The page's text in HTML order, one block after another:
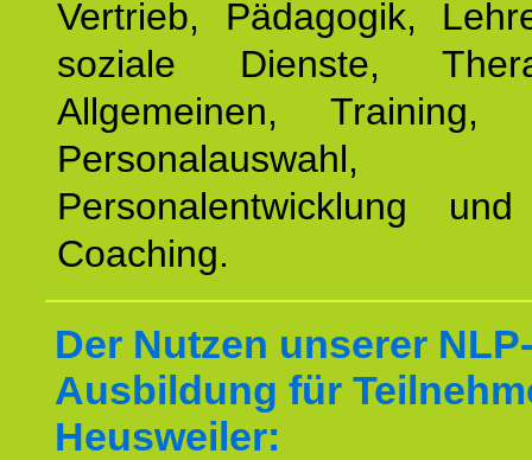
Vertrieb, Pädagogik,
soziale Dienste,
Allgemeinen, Training,
Personalauswahl,
Personalentwicklung
Coaching.
Der Nutzen unserer
Ausbildung für
Heusweiler: